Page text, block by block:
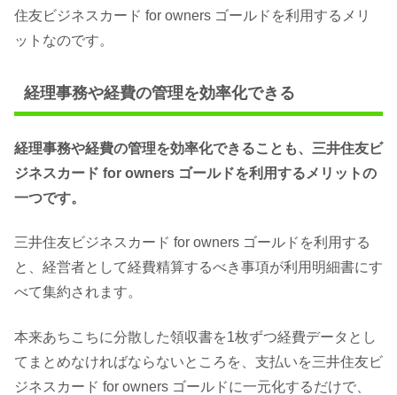
住友ビジネスカード for owners ゴールドを利用するメリ
ットなのです。
経理事務や経費の管理を効率化できる
経理事務や経費の管理を効率化できることも、三井住友ビ
ジネスカード for owners ゴールドを利用するメリットの
一つです。
三井住友ビジネスカード for owners ゴールドを利用する
と、経営者として経費精算するべき事項が利用明細書にす
べて集約されます。
本来あちこちに分散した領収書を1枚ずつ経費データとし
てまとめなければならないところを、支払いを三井住友ビ
ジネスカード for owners ゴールドに一元化するだけで、